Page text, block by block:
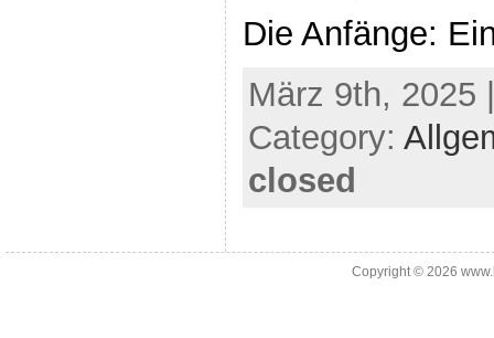
Die Anfänge:
März 9th, 2025
Category:
closed
Copyright © 2026